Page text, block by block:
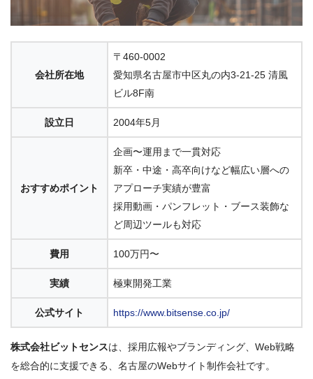
会社所在地
〒460-0002
愛知県名古屋市中区丸の内3-21-25 清風
ビル8F南
設立日 2004年5月
おすすめポイント
企画〜運用まで一貫対応
新卒・中途・高卒向けなど幅広い層への
アプローチ実績が豊富
採用動画・パンフレット・ブース装飾な
ど周辺ツールも対応
費用 100万円〜
実績 極東開発工業
公式サイト https://www.bitsense.co.jp/
株式会社ビットセンスは、採用広報やブランディング、Web戦略
を総合的に支援できる、名古屋のWebサイト制作会社です。